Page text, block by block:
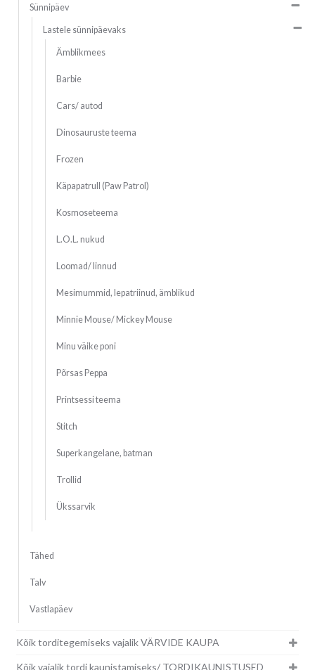
Sünnipäev
Lastele sünnipäevaks
Ämblikmees
Barbie
Cars/ autod
Dinosauruste teema
Frozen
Käpapatrull (Paw Patrol)
Kosmoseteema
L.O.L. nukud
Loomad/ linnud
Mesimummid, lepatriinud, ämblikud
Minnie Mouse/ Mickey Mouse
Minu väike poni
Põrsas Peppa
Printsessi teema
Stitch
Superkangelane, batman
Trollid
Ükssarvik
Tähed
Talv
Vastlapäev
Kõik torditegemiseks vajalik VÄRVIDE KAUPA
Kõik vajalik tordi kaunistamiseks/ TORDIKAUNISTUSED